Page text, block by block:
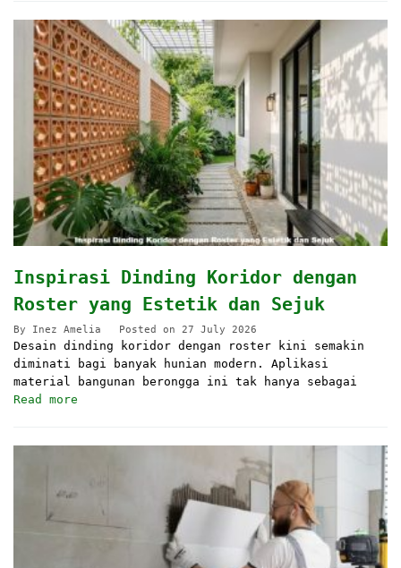
Inspirasi Dinding Koridor dengan
Roster yang Estetik dan Sejuk
By Inez Amelia Posted on 27 July 2026
Desain dinding koridor dengan roster kini semakin
diminati bagi banyak hunian modern. Aplikasi
material bangunan berongga ini tak hanya sebagai
Read more